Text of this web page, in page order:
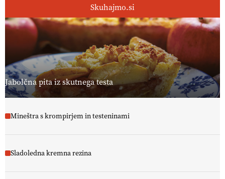
[EKOloško = LOGIČNO ]
Ekološka reja kokoši skrbi za živali
, okolje
in kakovostna jajca . VEČ
https://t.co/PX49GVsP1M
@EUAgri #IMCAP #CAP https://t.co/a1xatzEeid
13.07.2026
Skuhajmo.si
Jabolčna pita iz skutnega testa
Mineštra s krompirjem in testeninami
Sladoledna kremna rezina